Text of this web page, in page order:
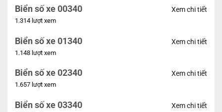
Biển số xe 00340
1.314 lượt xem
Xem chi tiết
Biển số xe 01340
1.148 lượt xem
Xem chi tiết
Biển số xe 02340
1.657 lượt xem
Xem chi tiết
Biển số xe 03340 Xem chi tiết